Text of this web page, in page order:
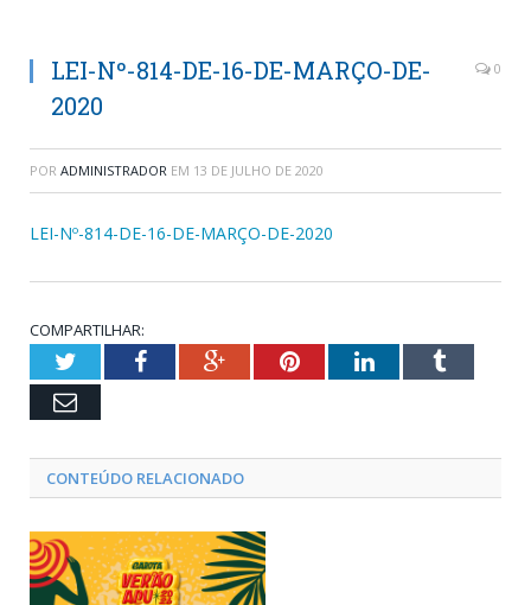
LEI-Nº-814-DE-16-DE-MARÇO-DE-
2020
0
POR ADMINISTRADOR EM 13 DE JULHO DE 2020
LEI-Nº-814-DE-16-DE-MARÇO-DE-2020
COMPARTILHAR:
TwitterFacebookGoogle+PinterestLinkedInTumblr
Email
CONTEÚDO RELACIONADO